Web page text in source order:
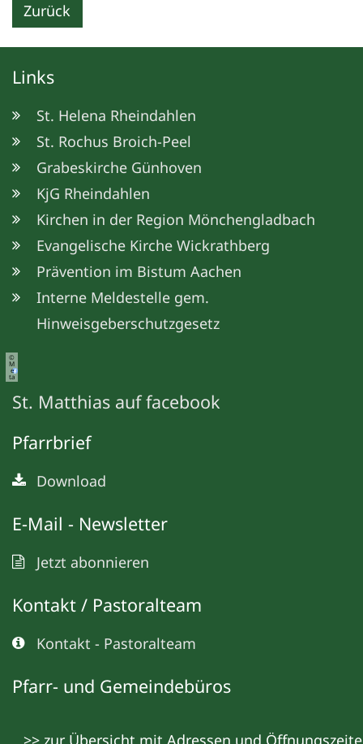
Zurück
Links
St. Helena Rheindahlen
St. Rochus Broich-Peel
Grabeskirche Günhoven
KjG Rheindahlen
Kirchen in der Region Mönchengladbach
Evangelische Kirche Wickrathberg
Prävention im Bistum Aachen
Interne Meldestelle gem.
Hinweisgeberschutzgesetz
©
M
e
ta
St. Matthias auf facebook
Pfarrbrief
Download
E-Mail - Newsletter
Jetzt abonnieren
Kontakt / Pastoralteam
Kontakt - Pastoralteam
Pfarr- und Gemeindebüros